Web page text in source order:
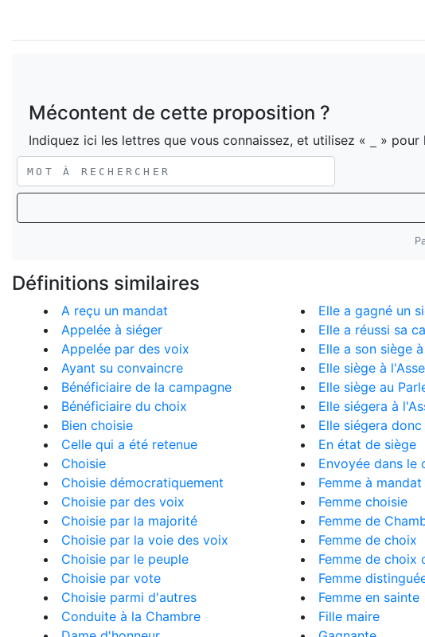
Mécontent de cette proposition ?
Indiquez ici les lettres que vous connaissez, et utilisez « » pour
Définitions similaires
A reçu un mandat
Appelée à siéger
Appelée par des voix
Ayant su convaincre
Bénéficiaire de la campagne
Bénéficiaire du choix
Bien choisie
Celle qui a été retenue
Choisie
Choisie démocratiquement
Choisie par des voix
Choisie par la majorité
Choisie par la voie des voix
Choisie par le peuple
Choisie par vote
Choisie parmi d'autres
Conduite à la Chambre
Elle a gagné un
Elle a réussi sa
Elle a son siège
Elle siège à
Elle siège au
Elle siégera à
Elle siégera donc
En état de siège
Envoyée dans le
Femme à mandat
Femme choisie
Femme de
Femme de choix
Femme de
Femme
Femme en sainte
Fille maire